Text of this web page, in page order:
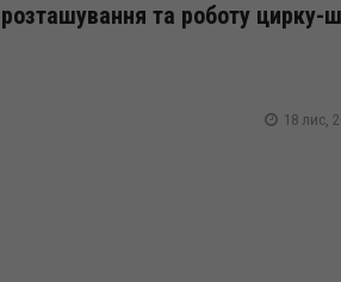
та роботу цирку-
18 лис,